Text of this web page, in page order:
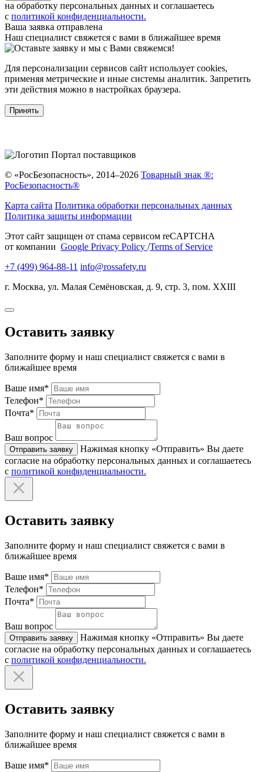
на обработку персональных данных и соглашаетесь
с политикой конфиденциальности.
Ваша заявка отправлена
Наш специалист свяжется с вами в ближайшее время
Для персонализации сервисов сайт использует cookies,
применяя метрические и иные системы аналитик. Запретить
эти действия можно в настройках браузера.
Принять
© «РосБезопасность», 2014–2026 Товарный знак ®:
РосБезопасность®
Карта сайта Политика обработки персональных данных
Политика защиты информации
Этот сайт защищен от спама сервисом reCAPTCHA
от компании Google Privacy Policy /Terms of Service
+7 (499) 964-88-11 info@rossafety.ru
г. Москва, ул. Малая Семёновская, д. 9, стр. 3, пом. XXIII
Оставить заявку
Заполните форму и наш специалист свяжется с вами в
ближайшее время
Ваше имя*
Телефон*
Почта*
Ваш вопрос
Отправить заявку
Нажимая кнопку «Отправить» Вы даете
согласие на обработку персональных данных и соглашаетесь
с политикой конфиденциальности.
Оставить заявку
Заполните форму и наш специалист свяжется с вами в
ближайшее время
Ваше имя*
Телефон*
Почта*
Ваш вопрос
Отправить заявку
Нажимая кнопку «Отправить» Вы даете
согласие на обработку персональных данных и соглашаетесь
с политикой конфиденциальности.
Оставить заявку
Заполните форму и наш специалист свяжется с вами в
ближайшее время
Ваше имя*